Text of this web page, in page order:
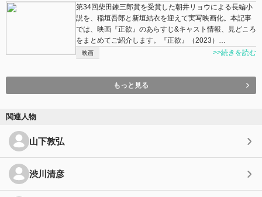
第34回柴田錬三郎賞を受賞した朝井リョウによる長編小
説を、稲垣吾郎と新垣結衣を迎えて実写映画化。本記事
では、映画『正欲』のあらすじ&キャスト情報、見どころ
をまとめてご紹介します。『正欲』（2023）…
映画 >>続きを読む
もっと見る
関連人物
山下敦弘
渋川清彦